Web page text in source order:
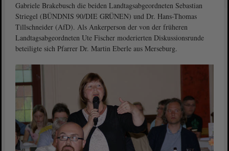
Gabriele Brakebusch die beiden Landtagsabgeordneten Sebastian
Striegel (BÜNDNIS 90/DIE GRÜNEN) und Dr. Hans-Thomas
Tillschneider (AfD). Als Ankerperson der von der früheren
Landtagsabgeordneten Ute Fischer moderierten Diskussionsrunde
beteiligte sich Pfarrer Dr. Martin Eberle aus Merseburg.